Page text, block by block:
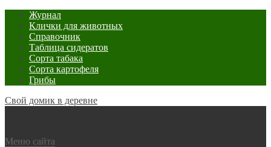
Журнал
Клички для животных
Справочник
Таблица сидератов
Сорта табака
Сорта картофеля
Грибы
Свой домик в деревне
Меню сайта